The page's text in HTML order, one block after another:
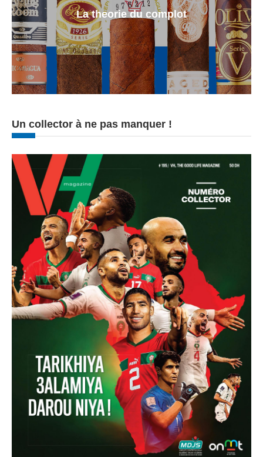
La theorie du complot
Un collector à ne pas manquer !